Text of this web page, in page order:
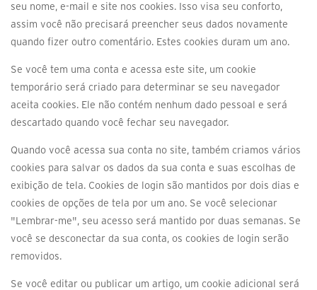
seu nome, e-mail e site nos cookies. Isso visa seu conforto,
assim você não precisará preencher seus dados novamente
quando fizer outro comentário. Estes cookies duram um ano.
Se você tem uma conta e acessa este site, um cookie
temporário será criado para determinar se seu navegador
aceita cookies. Ele não contém nenhum dado pessoal e será
descartado quando você fechar seu navegador.
Quando você acessa sua conta no site, também criamos vários
cookies para salvar os dados da sua conta e suas escolhas de
exibição de tela. Cookies de login são mantidos por dois dias e
cookies de opções de tela por um ano. Se você selecionar
"Lembrar-me", seu acesso será mantido por duas semanas. Se
você se desconectar da sua conta, os cookies de login serão
removidos.
Se você editar ou publicar um artigo, um cookie adicional será